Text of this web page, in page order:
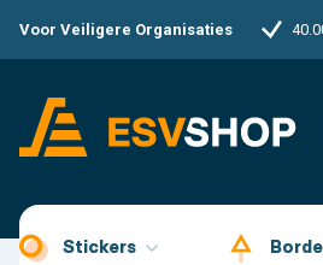
Voor Veiligere Organisaties
Stickers